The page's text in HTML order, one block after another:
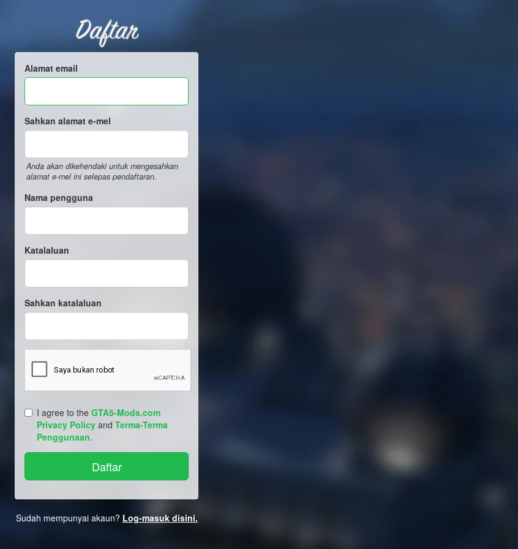
Daftar
Alamat email
Sahkan alamat e-mel
Anda akan dikehendaki untuk mengesahkan
alamat e-mel ini selepas pendaftaran.
Nama pengguna
Katalaluan
Sahkan katalaluan
I agree to the GTA5-Mods.com
Privacy Policy and Terma-Terma
Penggunaan.
Sudah mempunyai akaun? Log-masuk disini.